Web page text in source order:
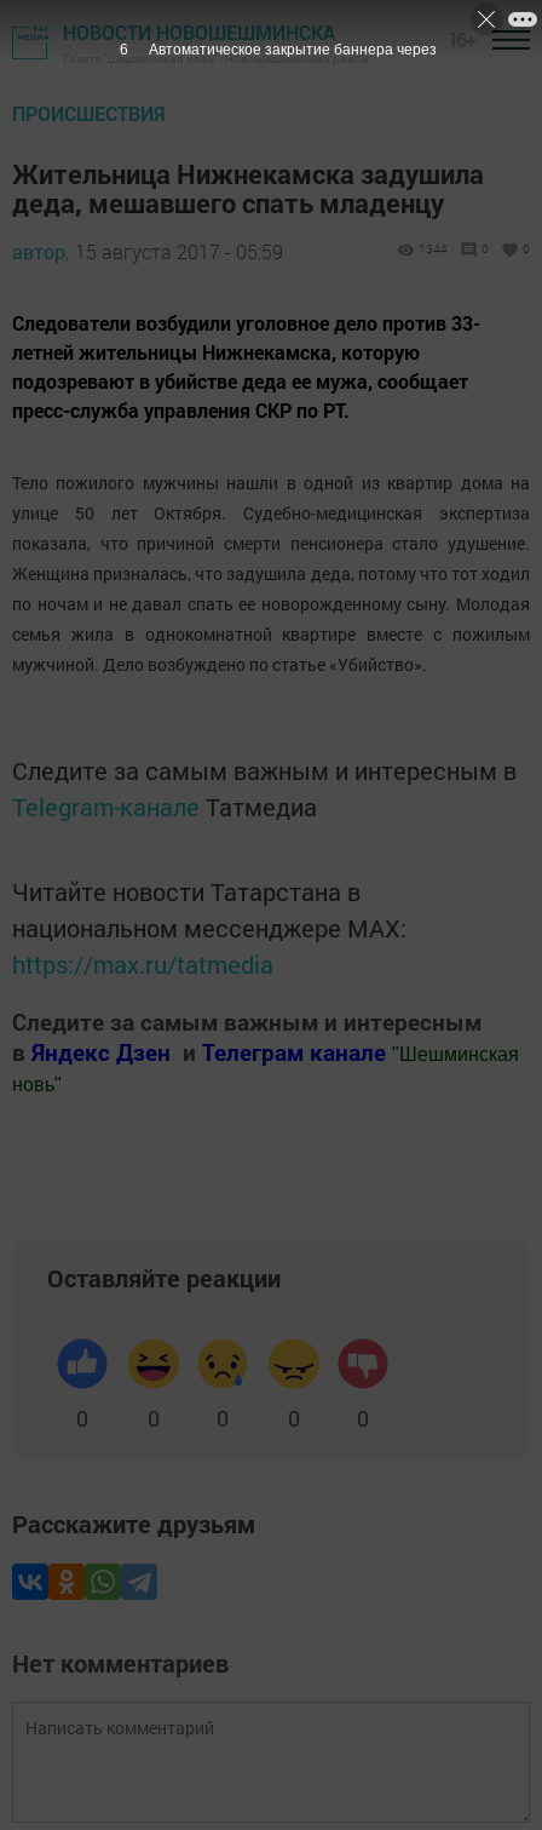
НОВОСТИ НОВОШЕШМИНСКА
Газета "Шешминская новь" - Новошешминский район
ПРОИСШЕСТВИЯ
Жительница Нижнекамска задушила
деда, мешавшего спать младенцу
автор, 15 августа 2017 - 05:59 1344 0 0
Следователи возбудили уголовное дело против 33-
летней жительницы Нижнекамска, которую
подозревают в убийстве деда ее мужа, сообщает
пресс-служба управления СКР по РТ.
Тело пожилого мужчины нашли в одной из квартир дома на
улице 50 лет Октября. Судебно-медицинская экспертиза
показала, что причиной смерти пенсионера стало удушение.
Женщина призналась, что задушила деда, потому что тот ходил
по ночам и не давал спать ее новорожденному сыну. Молодая
семья жила в однокомнатной квартире вместе с пожилым
мужчиной. Дело возбуждено по статье «Убийство».
Следите за самым важным и интересным в
Telegram-канале Татмедиа
Читайте новости Татарстана в
национальном мессенджере MАХ:
https://max.ru/tatmedia
Следите за самым важным и интересным
в Яндекс Дзен и Телеграм канале " Шешминская
новь"
Оставляйте реакции
0 0 0 0 0
Расскажите друзьям
Нет комментариев
5 Автоматическое закрытие баннера через